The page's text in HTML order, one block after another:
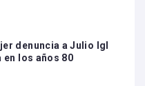
denuncia a Julio Igl
los años 80